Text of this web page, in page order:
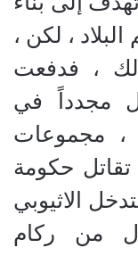
، لكن ،
، فدفعت
مجدداً في
، مجموعات
حكومة
الاثيوبي
من ركام